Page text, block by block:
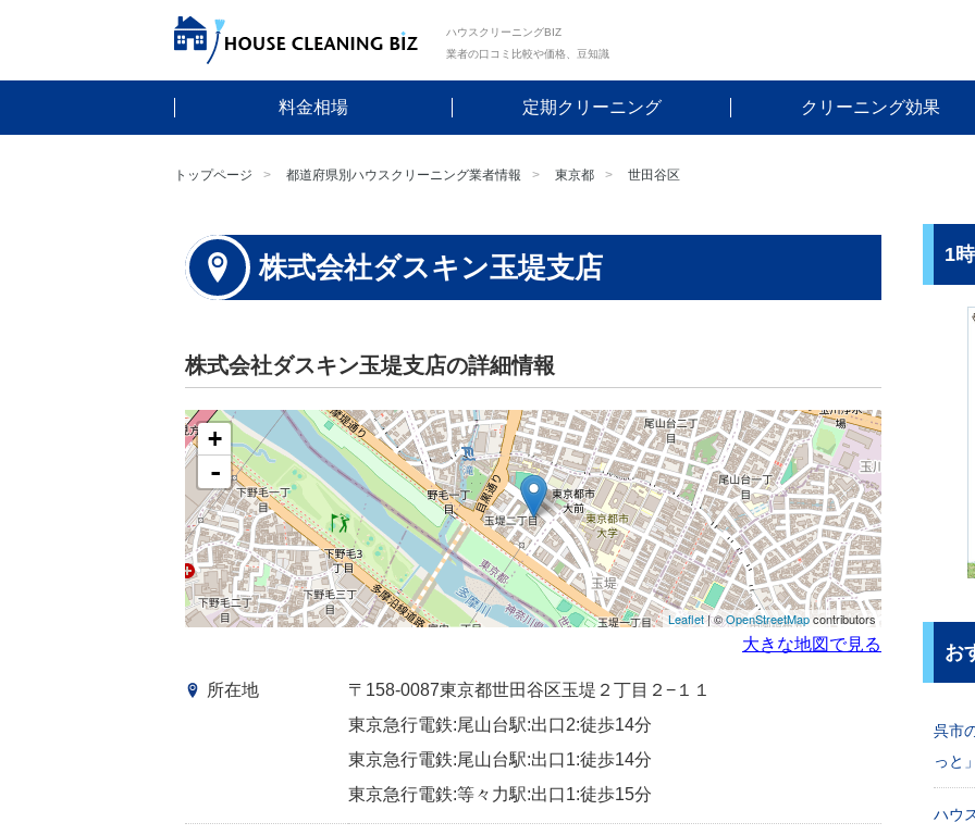
ハウスクリーニングBIZ
業者の口コミ比較や価格、豆知識
料金相場 定期クリーニング クリーニング効果
トップページ 都道府県別ハウスクリーニング業者情報 東京都 世田谷区
株式会社ダスキン玉堤支店
株式会社ダスキン玉堤支店の詳細情報
+
-
Leaflet| ©OpenStreetMapcontributors
大きな地図で見る
所在地
〒158-0087東京都世田谷区玉堤２丁目２−１１
東京急行電鉄:尾山台駅:出口2:徒歩14分
東京急行電鉄:尾山台駅:出口1:徒歩14分
東京急行電鉄:等々力駅:出口1:徒歩15分
1
お
呉市
っと」
ハウ